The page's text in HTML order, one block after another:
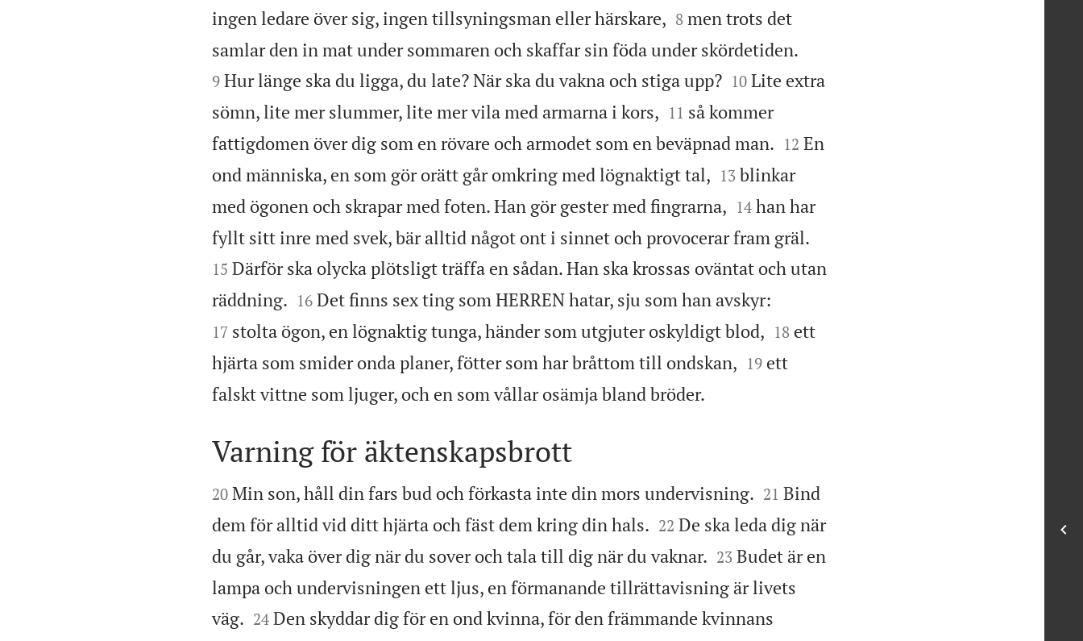
ingen ledare över sig, ingen tillsyningsman eller härskare,
8 men trots det
samlar den in mat under sommaren och skaffar sin föda under skördetiden.
9 Hur länge ska du ligga, du late? När ska du vakna och stiga upp?
10 Lite extra
sömn, lite mer slummer, lite mer vila med armarna i kors,
11 så kommer
fattigdomen över dig som en rövare och armodet som en beväpnad man.
12 En
ond människa, en som gör orätt går omkring med lögnaktigt tal,
13 blinkar
med ögonen och skrapar med foten. Han gör gester med fingrarna,
14 han har
fyllt sitt inre med svek, bär alltid något ont i sinnet och provocerar fram gräl.
15 Därför ska olycka plötsligt träffa en sådan. Han ska krossas oväntat och utan
räddning.
16 Det finns sex ting som HERREN hatar, sju som han avskyr:
17 stolta ögon, en lögnaktig tunga, händer som utgjuter oskyldigt blod,
18 ett
hjärta som smider onda planer, fötter som har bråttom till ondskan,
19 ett
falskt vittne som ljuger, och en som vållar osämja bland bröder.

Varning för äktenskapsbrott

20 Min son, håll din fars bud och förkasta inte din mors undervisning.
21 Bind
dem för alltid vid ditt hjärta och fäst dem kring din hals.
22 De ska leda dig när
du går, vaka över dig när du sover och tala till dig när du vaknar.
23 Budet är en
lampa och undervisningen ett ljus, en förmanande tillrättavisning är livets
väg.
24 Den skyddar dig för en ond kvinna, för den främmande kvinnans